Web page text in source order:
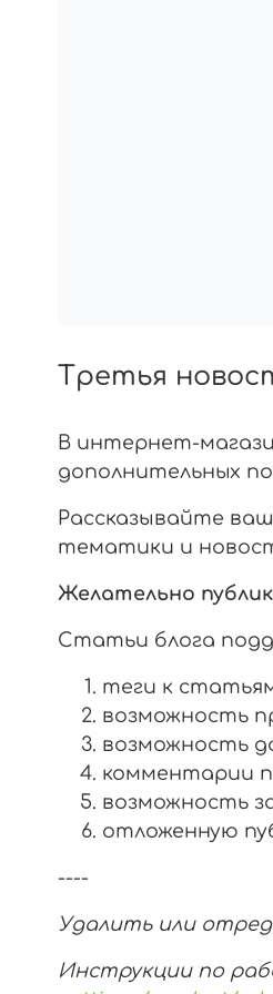
Третья
В интернет-
дополнительных
Рассказывайте
тематики и
Желательно
Статьи блога
теги к
возможность
возможность
комментарии
возможность
отложенную
----
Удалить или
Инструкции по